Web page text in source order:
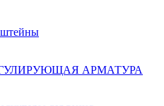
АРМАТУРА